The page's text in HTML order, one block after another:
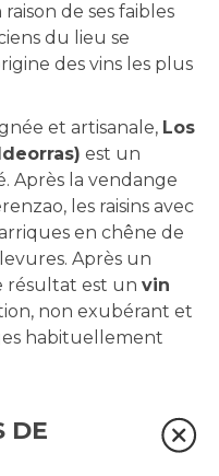
de ses faibles
du lieu se
des vins les plus
et artisanale, Los
est un
Après la vendange
les raisins avec
en chêne de
Après un
résultat est un vin
non exubérant et
habituellement
DE